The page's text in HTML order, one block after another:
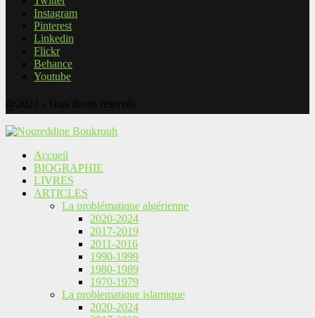
Instagram
Pinterest
Linkedin
Flickr
Behance
Youtube
Accueil
BIOGRAPHIE
LIVRES
ARTICLES
La problématique algérienne
2020-2024
2017-2019
2011-2016
1990-1999
1980-1989
1970-1979
La problematique islamique
2020-2024